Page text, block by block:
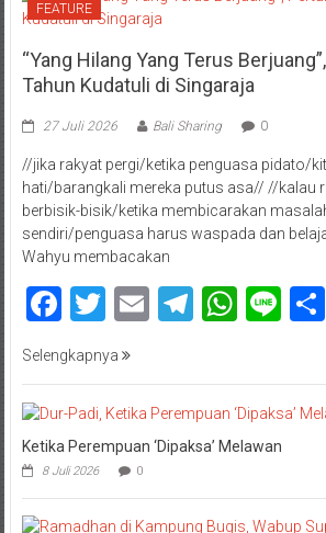
FEATURE
“Yang Hilang Yang Terus
Tahun Kudatuli di Singaraja
27 Juli 2026 Bali Sharing 0
//jika rakyat pergi/ketika penguasa pidato/
hati/barangkali mereka putus asa// //kalau
berbisik-bisik/ketika membicarakan
sendiri/penguasa harus waspada dan
Wahyu membacakan
Facebook
Twitter
EmailTelegram
Line
Selengkapnya
Ketika Perempuan ‘Dipaksa’ Melawan
8 Juli 2026 0